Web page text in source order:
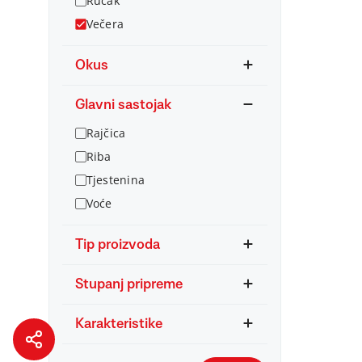
Večera
Okus
Glavni sastojak
Rajčica
Riba
Tjestenina
Voće
Tip proizvoda
Stupanj pripreme
Karakteristike